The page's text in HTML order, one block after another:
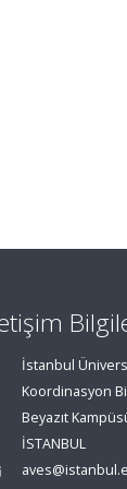
İstanbul
Koordinasyon
Beyazıt
İSTANBUL